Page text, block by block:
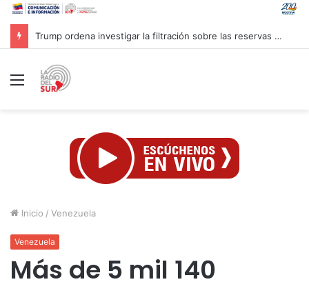
Inaugurado en Cuba XXIV Encuentro Internacional de Partidos Comunistas y Obreros
Menú
Inicio / Venezuela
Venezuela
Más de 5 mil 140